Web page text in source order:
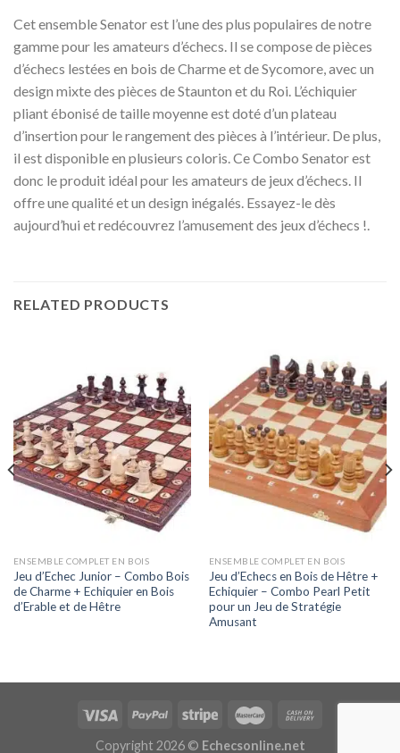
Cet ensemble Senator est l’une des plus populaires de notre
gamme pour les amateurs d’échecs. Il se compose de pièces
d’échecs lestées en bois de Charme et de Sycomore, avec un
design mixte des pièces de Staunton et du Roi. L’échiquier
pliant ébonisé de taille moyenne est doté d’un plateau
d’insertion pour le rangement des pièces à l’intérieur. De plus,
il est disponible en plusieurs coloris. Ce Combo Senator est
donc le produit idéal pour les amateurs de jeux d’échecs. Il
offre une qualité et un design inégalés. Essayez-le dès
aujourd’hui et redécouvrez l’amusement des jeux d’échecs !.
RELATED PRODUCTS
ENSEMBLE COMPLET EN BOIS
Jeu d’Echec Junior – Combo Bois
de Charme + Echiquier en Bois
d’Erable et de Hêtre
ENSEMBLE COMPLET EN BOIS
Jeu d’Echecs en Bois de Hêtre +
Echiquier – Combo Pearl Petit
pour un Jeu de Stratégie
Amusant
Copyright 2026 © Echecsonline.net